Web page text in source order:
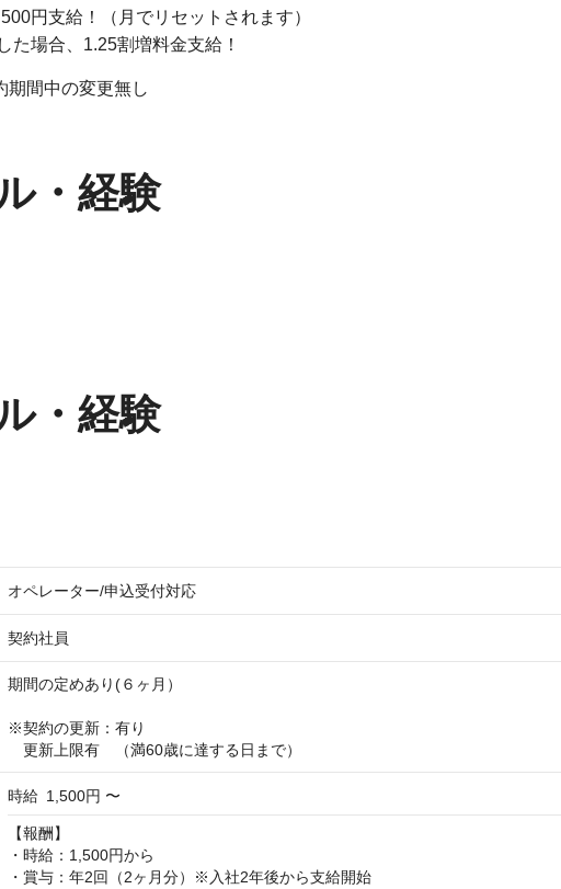
円支給！（月でリセットされます）
た場合、1.25割増料金支給！
間中の変更無し
・経験
・経験
オペレーター/申込受付対応
契約社員
期間の定めあり(６ヶ月）
※契約の更新：有り
更新上限有　（満60歳に達する日まで）
時給 1,500円 〜
【報酬】
・時給：1,500円から
・賞与：年2回（2ヶ月分）※入社2年後から支給開始